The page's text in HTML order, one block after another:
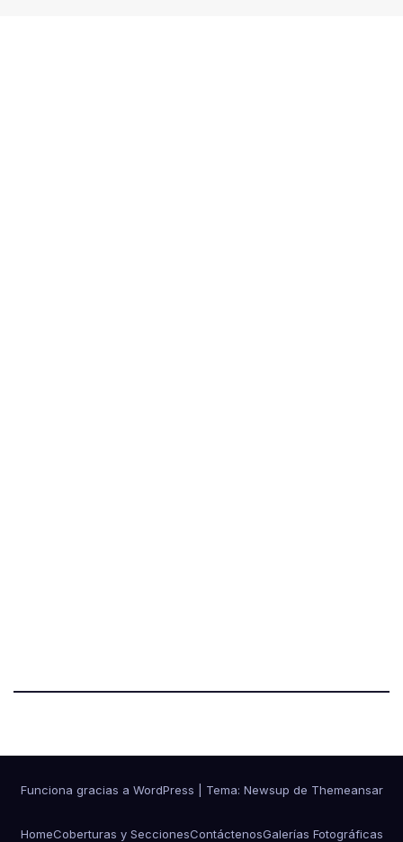
Funciona gracias a WordPress Tema: Newsup de Themeansar
HomeCoberturas y SeccionesContáctenosGalerías Fotográficas